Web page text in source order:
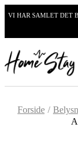
VI HAR SAMLET DET
Forside /